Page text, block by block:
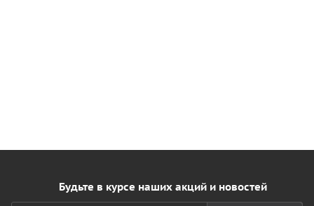
Будьте в курсе наших акций и новостей